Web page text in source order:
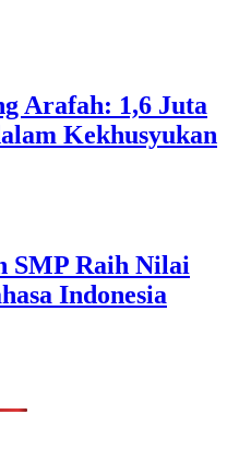
Arafah: 1,6 Juta
Kekhusyukan
SMP Raih Nilai
Indonesia